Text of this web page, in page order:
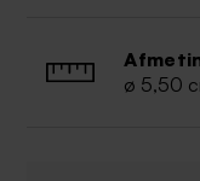
ø 5,50